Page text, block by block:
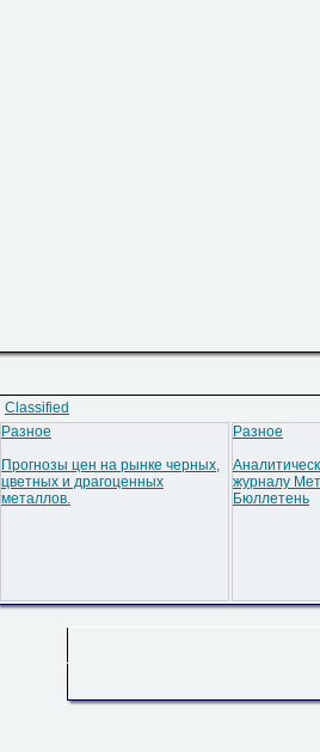
Classified
Разное
Прогнозы цен на рынке черных,
цветных и драгоценных
металлов.
Разное
журналу
Бюллетень